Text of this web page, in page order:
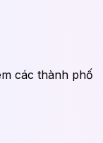
các thành phố